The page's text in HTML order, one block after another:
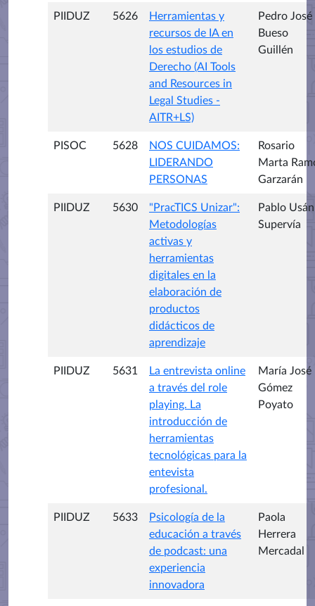
PIIDUZ 5626
Herramientas y
recursos de IA en
los estudios de
Derecho (AI Tools
and Resources in
Legal Studies -
AITR+LS)
Pedro José
Bueso
Guillén
PISOC 5628
NOS CUIDAMOS:
LIDERANDO
PERSONAS
Rosario
Marta
Garzarán
PIIDUZ 5630
"PracTICS Unizar":
Metodologías
activas y
herramientas
digitales en la
elaboración de
productos
didácticos de
aprendizaje
Pablo Usán
Supervía
PIIDUZ 5631
La entrevista online
a través del role
playing. La
introducción de
herramientas
tecnológicas para la
entevista
profesional.
María José
Gómez
Poyato
PIIDUZ 5633
Psicología de la
educación a través
de podcast: una
experiencia
innovadora
Paola
Herrera
Mercadal